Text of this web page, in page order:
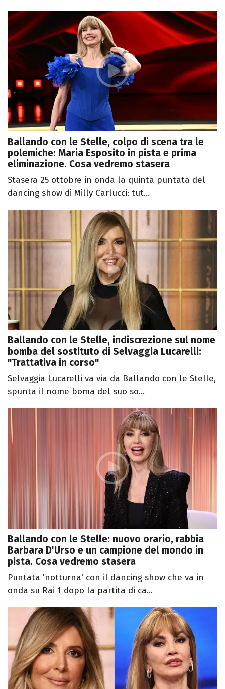
Ballando con le Stelle, colpo di scena tra le
polemiche: Maria Esposito in pista e prima
eliminazione. Cosa vedremo stasera
Stasera 25 ottobre in onda la quinta puntata del
dancing show di Milly Carlucci: tut...
Ballando con le Stelle, indiscrezione sul nome
bomba del sostituto di Selvaggia Lucarelli:
"Trattativa in corso"
Selvaggia Lucarelli va via da Ballando con le Stelle,
spunta il nome boma del suo so...
Ballando con le Stelle: nuovo orario, rabbia
Barbara D'Urso e un campione del mondo in
pista. Cosa vedremo stasera
Puntata 'notturna' con il dancing show che va in
onda su Rai 1 dopo la partita di ca...